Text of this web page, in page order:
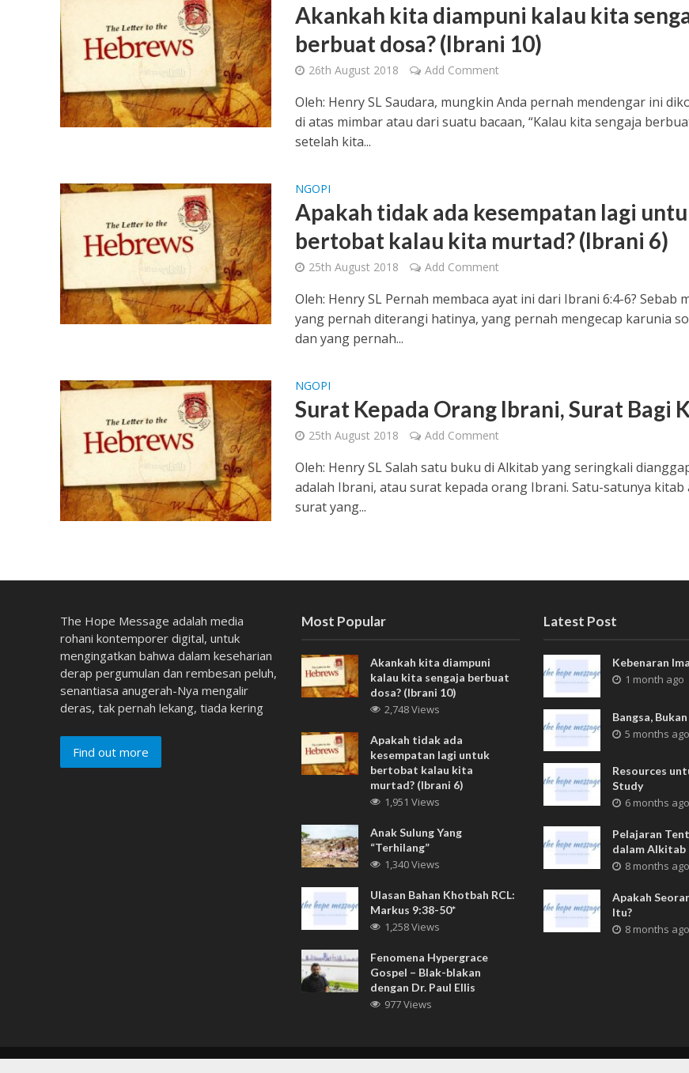
Akankah kita diampuni kalau kita
berbuat dosa? (Ibrani 10)
26th August 2018 Add Comment
Oleh: Henry SL Saudara, mungkin Anda pernah mendengar ini
di atas mimbar atau dari suatu bacaan, “Kalau kita sengaja
setelah kita...
NGOPI
Apakah tidak ada kesempatan lagi
bertobat kalau kita murtad? (Ibrani 6)
25th August 2018 Add Comment
Oleh: Henry SL Pernah membaca ayat ini dari Ibrani 6:4-6? Sebab
yang pernah diterangi hatinya, yang pernah mengecap karunia
dan yang pernah...
NGOPI
Surat Kepada Orang Ibrani, Surat Bagi
25th August 2018 Add Comment
Oleh: Henry SL Salah satu buku di Alkitab yang seringkali
adalah Ibrani, atau surat kepada orang Ibrani. Satu-satunya kitab
surat yang...
The Hope Message adalah media
rohani kontemporer digital, untuk
mengingatkan bahwa dalam keseharian
derap pergumulan dan rembesan peluh,
senantiasa anugerah-Nya mengalir
deras, tak pernah lekang, tiada kering
Find out more
Most Popular
Akankah kita diampuni
kalau kita sengaja berbuat
dosa? (Ibrani 10)
2,748 Views
Apakah tidak ada
kesempatan lagi untuk
bertobat kalau kita
murtad? (Ibrani 6)
1,951 Views
Anak Sulung Yang
“Terhilang”
1,340 Views
Ulasan Bahan Khotbah RCL:
Markus 9:38-50*
1,258 Views
Fenomena Hypergrace
Gospel – Blak-blakan
dengan Dr. Paul Ellis
977 Views
Latest Post
Kebenaran
1 month ago
Bangsa,
5 months ago
Resources
Study
6 months ago
Pelajaran
dalam Alkitab
8 months ago
Apakah
Itu?
8 months ago